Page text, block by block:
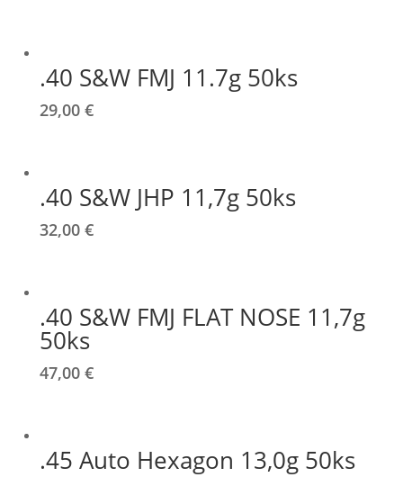
.40 S&W FMJ 11.7g 50ks
29,00 €
.40 S&W JHP 11,7g 50ks
32,00 €
.40 S&W FMJ FLAT NOSE 11,7g
50ks
47,00 €
.45 Auto Hexagon 13,0g 50ks